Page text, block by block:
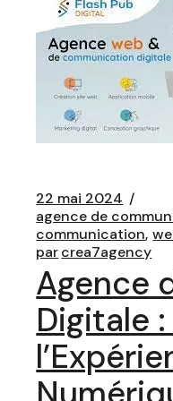
22 mai 2024
agence de
communication
parcrea7agency
Agence
Digitale